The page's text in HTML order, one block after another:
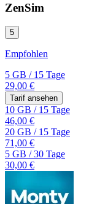
ZenSim
5
Empfohlen
5 GB /15 Tage
29,00 €
Tarif ansehen
10 GB /15 Tage
46,00 €
20 GB /15 Tage
71,00 €
5 GB /30 Tage
30,00 €